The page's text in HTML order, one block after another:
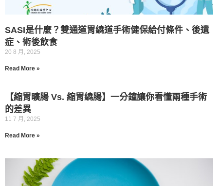
SASI是什麼？雙通道胃繞道手術健保給付條件、後遺
症、術後飲食
20 8 月, 2025
Read More »
【縮胃曠腸 Vs. 縮胃繞腸】一分鐘讓你看懂兩種手術
的差異
11 7 月, 2025
Read More »